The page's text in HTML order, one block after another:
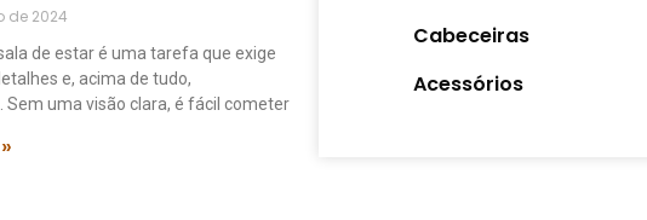
de 2024
de estar é uma tarefa que exige
e, acima de tudo,
Sem uma visão clara, é fácil cometer
Cabeceiras
Acessórios